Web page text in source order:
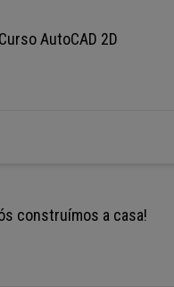
AutoCAD 2D
construímos a casa!